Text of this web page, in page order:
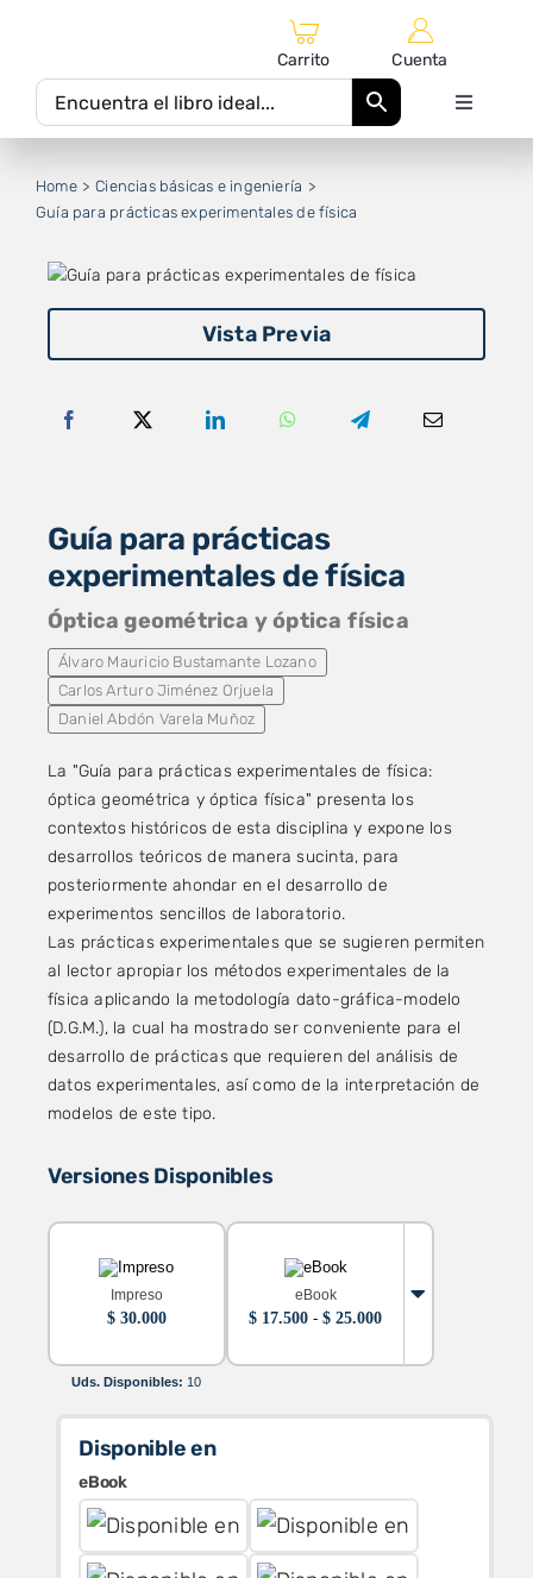
Carrito Cuenta
Toggle
Home
Ciencias básicas e ingeniería
Guía para prácticas experimentales de física
Vista Previa
Guía para prácticas
experimentales de física
Óptica geométrica y óptica física
Álvaro Mauricio Bustamante Lozano
Carlos Arturo Jiménez Orjuela
Daniel Abdón Varela Muñoz
La "Guía para prácticas experimentales de física:
óptica geométrica y óptica física" presenta los
contextos históricos de esta disciplina y expone los
desarrollos teóricos de manera sucinta, para
posteriormente ahondar en el desarrollo de
experimentos sencillos de laboratorio.
Las prácticas experimentales que se sugieren permiten
al lector apropiar los métodos experimentales de la
física aplicando la metodología dato-gráfica-modelo
(D.G.M.), la cual ha mostrado ser conveniente para el
desarrollo de prácticas que requieren del análisis de
datos experimentales, así como de la interpretación de
modelos de este tipo.
Versiones Disponibles
Impreso
$30.000
Uds. Disponibles: 10
eBook
$ 17.500 - $ 25.000Rango
desde
$ 25.000
Disponible en
eBook